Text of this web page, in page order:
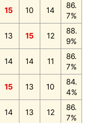
15 10 14
86.
7%
13 15 12
88.
9%
14 14 11
86.
7%
15 13 10
84.
4%
14 13 12
86.
7%